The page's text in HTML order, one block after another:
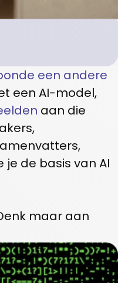
een andere
een AI-model,
aan die
de basis van AI
maar aan